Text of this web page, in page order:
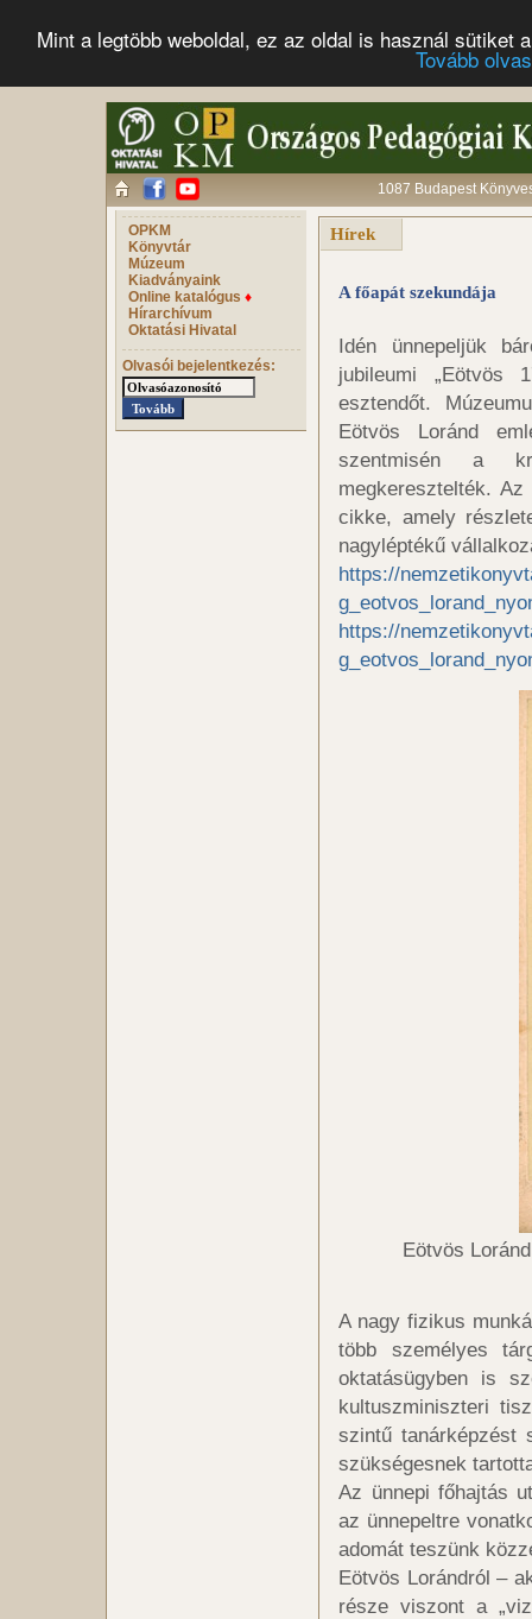
Mint a legtöbb weboldal, ez az oldal is használ sütiket
Tovább
1087 Budapest
OPKM
Könyvtár
Múzeum
Kiadványaink
Online katalógus ♦
Hírarchívum
Oktatási Hivatal
Olvasói bejelentkezés:
Hírek
A főapát szekundája
Idén ünnepeljük
jubileumi „Eötvös
esztendőt.
Eötvös Loránd
szentmisén a
megkeresztelték.
cikke, amely
nagyléptékű
https://
https://
Eötvös
A nagy fizikus
több személyes
oktatásügyben is
kultuszminiszteri
szintű tanárképzést
szükségesnek
Az ünnepi főhajtás
az ünnepeltre
adomát teszünk
Eötvös Lorándról –
része viszont a